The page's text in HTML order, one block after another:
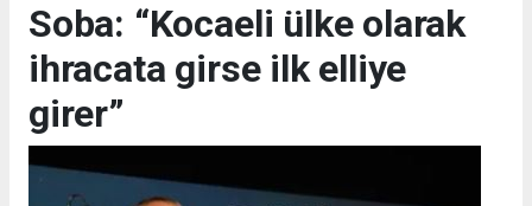
Soba: “Kocaeli ülke olarak
ihracata girse ilk elliye
girer”